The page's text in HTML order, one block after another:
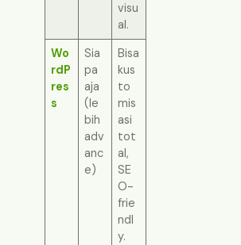
visu
al.
Wo
rdP
res
s
Sia
pa
aja
(le
bih
adv
anc
e)
Bisa
kus
to
mis
asi
tot
al,
SE
O-
frie
ndl
y.